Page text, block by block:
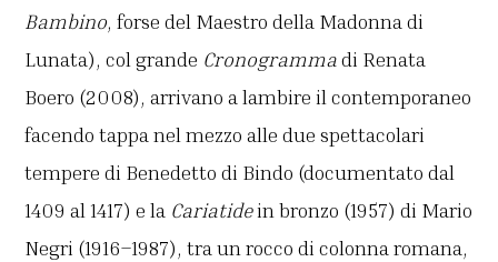
Bambino, forse del Maestro della Madonna di
Lunata), col grande Cronogrammadi Renata
Boero (2008), arrivano a lambire il contemporaneo
facendo tappa nel mezzo alle due spettacolari
tempere di Benedetto di Bindo (documentato dal
1409 al 1417) e la Cariatidein bronzo (1957) di Mario
Negri (1916–1987), tra un rocco di colonna romana,